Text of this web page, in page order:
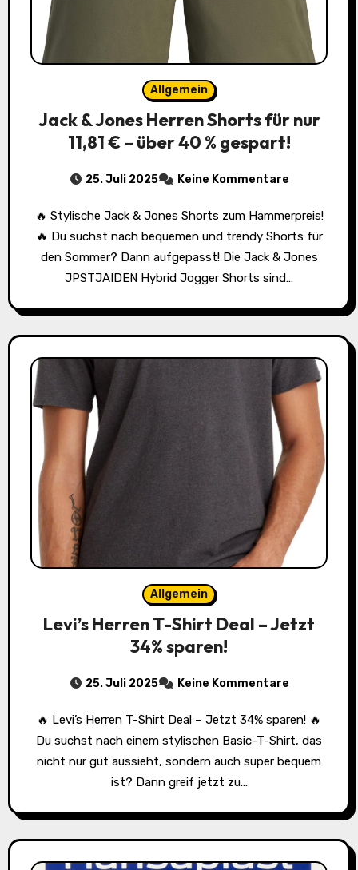
Allgemein
Jack & Jones Herren Shorts für nur
11,81 € – über 40 % gespart!
25. Juli 2025 Keine Kommentare
🔥 Stylische Jack & Jones Shorts zum Hammerpreis!
🔥 Du suchst nach bequemen und trendy Shorts für
den Sommer? Dann aufgepasst! Die Jack & Jones
JPSTJAIDEN Hybrid Jogger Shorts sind…
Allgemein
Levi’s Herren T-Shirt Deal – Jetzt
34% sparen!
25. Juli 2025 Keine Kommentare
🔥 Levi’s Herren T-Shirt Deal – Jetzt 34% sparen! 🔥
Du suchst nach einem stylischen Basic-T-Shirt, das
nicht nur gut aussieht, sondern auch super bequem
ist? Dann greif jetzt zu…